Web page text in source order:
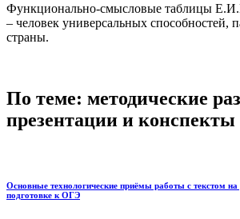
Функционально-смысловые таблицы
– человек универсальных способностей,
страны.
По теме: методические
презентации и конспекты
Основные технологические приёмы работы с текстом
подготовке к ОГЭ